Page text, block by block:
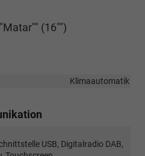
(16"")
Klimaautomatik
USB, Digitalradio DAB,